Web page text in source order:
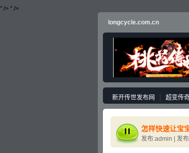
" /> " />
longcycle.com.cn
新开传世发布网 超变传
怎样快速让宝
发布:admin | 发